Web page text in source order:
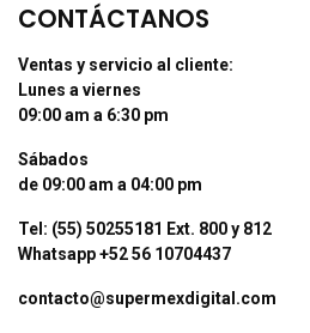
CONTÁCTANOS
Ventas y servicio al cliente:
Lunes a viernes
09:00 am a 6:30 pm
Sábados
de 09:00 am a 04:00 pm
Tel: (55) 50255181 Ext. 800 y 812
Whatsapp +52 56 10704437
contacto@supermexdigital.com